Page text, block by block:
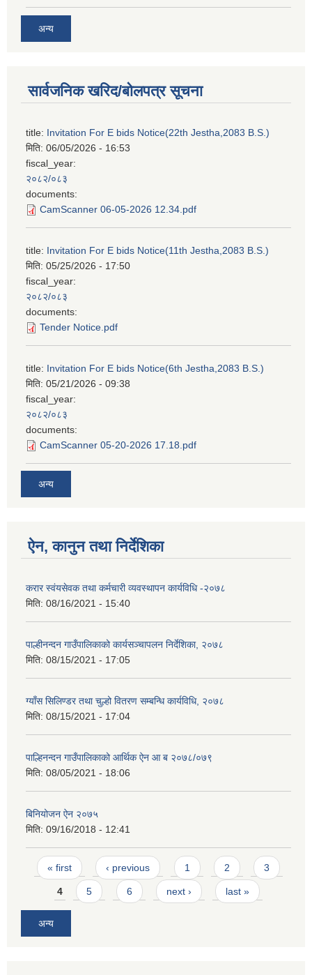
अन्य
सार्वजनिक खरिद/बोलपत्र सूचना
title: Invitation For E bids Notice(22th Jestha,2083 B.S.)
मिति: 06/05/2026 - 16:53
fiscal_year:
२०८२/०८३
documents:
CamScanner 06-05-2026 12.34.pdf
title: Invitation For E bids Notice(11th Jestha,2083 B.S.)
मिति: 05/25/2026 - 17:50
fiscal_year:
२०८२/०८३
documents:
Tender Notice.pdf
title: Invitation For E bids Notice(6th Jestha,2083 B.S.)
मिति: 05/21/2026 - 09:38
fiscal_year:
२०८२/०८३
documents:
CamScanner 05-20-2026 17.18.pdf
अन्य
ऐन, कानुन तथा निर्देशिका
करार स्वंयसेवक तथा कर्मचारी व्यवस्थापन कार्यविधि -२०७८
मिति: 08/16/2021 - 15:40
पाल्हीनन्दन गाउँपालिकाको कार्यसञ्चापलन निर्देशिका, २०७८
मिति: 08/15/2021 - 17:05
ग्याँस सिलिण्डर तथा चुल्हो वितरण सम्बन्धि कार्यविधि, २०७८
मिति: 08/15/2021 - 17:04
पाल्हिनन्दन गाउँपालिकाको आर्थिक ऐन आ ब २०७८/०७९
मिति: 08/05/2021 - 18:06
बिनियोजन ऐन २०७५
मिति: 09/16/2018 - 12:41
Pages
« first ‹ previous 1 2 3
4 5 6 next › last »
अन्य